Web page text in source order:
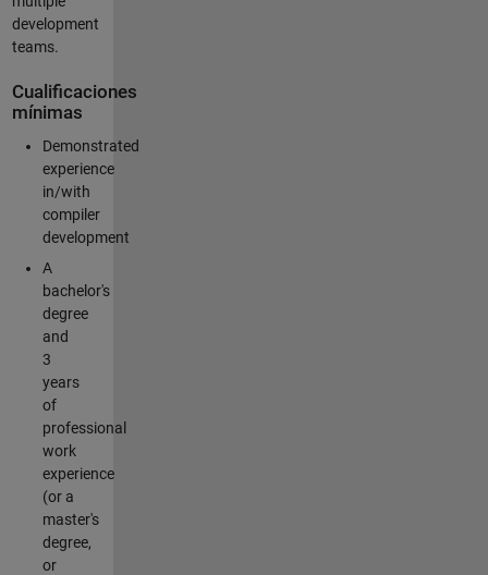
development
teams.
Cualificaciones
mínimas
Demonstrated
experience
in/with
compiler
development
A
bachelor's
degree
and
3
years
of
professional
work
experience
(or a
master's
degree,
or